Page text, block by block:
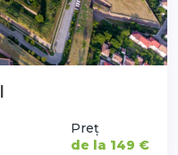
Preț
de la 149 €